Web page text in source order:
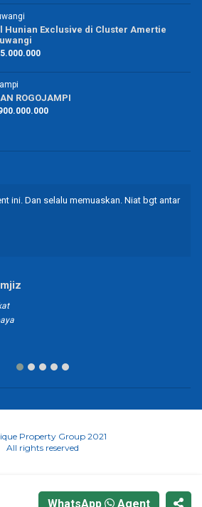
WhatsApp Agent
Hunian Exclusive di Cluster Amertie
ROGOJAMPI
ini. Dan selalu memuaskan. Niat bgt antar
Property Group 2021
All rights reserved